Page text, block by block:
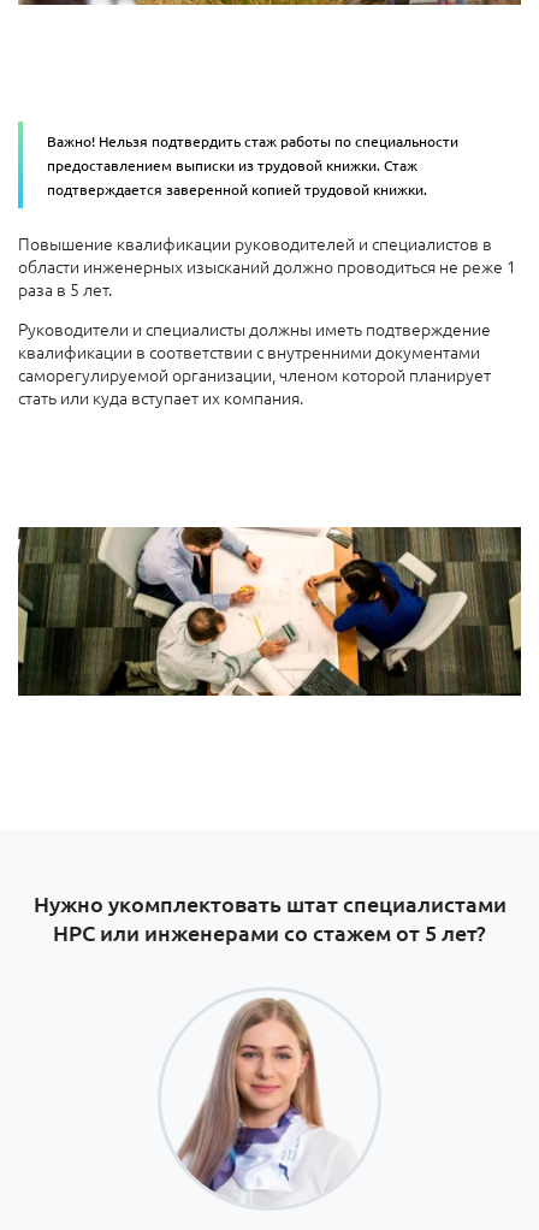
Важно! Нельзя подтвердить стаж работы по специальности
предоставлением выписки из трудовой книжки. Стаж
подтверждается заверенной копией трудовой книжки.
Повышение квалификации руководителей и специалистов в
области инженерных изысканий должно проводиться не реже 1
раза в 5 лет.
Руководители и специалисты должны иметь подтверждение
квалификации в соответствии с внутренними документами
саморегулируемой организации, членом которой планирует
стать или куда вступает их компания.
Нужно укомплектовать штат специалистами
НРС или инженерами со стажем от 5 лет?